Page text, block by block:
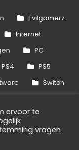
Evilgamerz
Internet
PC
PS4
PS5
Switch
ervoor te
vragen